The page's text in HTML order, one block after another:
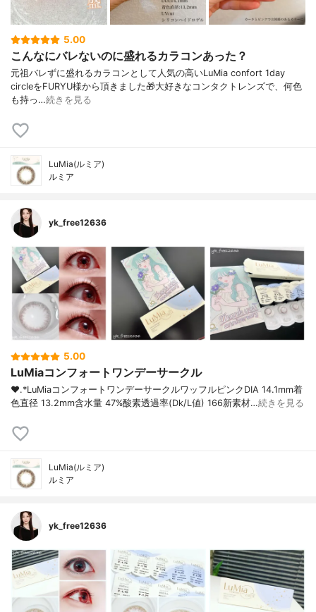
5.00
こんなにバレないのに盛れるカラコンあった？
元祖バレずに盛れるカラコンとして人気の高いLuMia confort 1day
circleをFURYU様から頂きました🎁大好きなコンタクトレンズで、何色
も持っ…続きを見る
LuMia(ルミア)
ルミア
yk_free12636
5.00
LuMiaコンフォートワンデーサークル
❤︎.*⁡LuMiaコンフォートワンデーサークルワッフルピンク⁡DIA 14.1mm着
色直径 13.2mm含水量 47%酸素透過率(Dk/L値) 166⁡新素材…続きを見る
LuMia(ルミア)
ルミア
yk_free12636